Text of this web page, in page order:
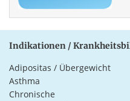
Indikationen /
Adipositas / Übergewicht
Asthma
Chronische